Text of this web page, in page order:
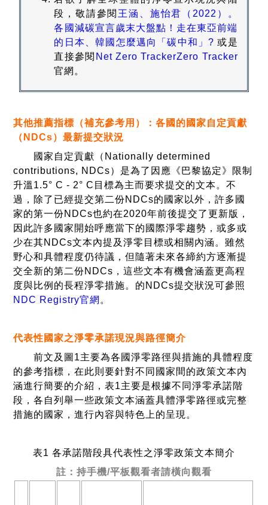
段，敬請參閱 王涵、施怡君（2022）。
各國減碳宣言歲末大盤點！走在東亞前端
的日本、韓國怎麼邁向「碳中和」? 或是
直接參閱 Net Zero TrackerZero Tracker
官網。
其他推薦指標（補充參考用）：各國的國家自定貢獻
（ NDCs）最新提交狀況
國家自定貢獻（Nationally determined
contributions, NDCs）是為了因應《巴黎協定》限制
升溫1.5° C - 2° C目標為主而要求提交的文本。不
過，除了已經提交第二份NDCs的國家以外，許多國
家的第一份NDCs也約在2020年前後提交了更新版，
因此許多國家開始呼應當下的國際淨零趨勢，或多或
少在其NDCs文本內提及淨零目標或相關內涵。雖然
野心和具體程度仍待議，但隨著未來各締約方逐漸提
交全新的第二份NDCs，這些文本有機會涵蓋更高程
度與比例的長程淨零措施。的NDCs提交狀況可參照
NDC Registry官網 。
代表性國家之淨零承諾現況與路徑簡介
前文及圖1主要為各國淨零路徑與措施的具體程度
的參考指標，在此則要針對不同國家間的政策文本內
涵進行簡要的介紹，表1主要是根據不同淨零承諾階
段，各自列舉一些政策文本涵蓋具體淨零路徑或完整
措施的國家，進行內容與特色上的呈現。
表1 各承諾階段具代表性之淨零政策文本簡介
註：持手機/平板觀看者請橫向觀看